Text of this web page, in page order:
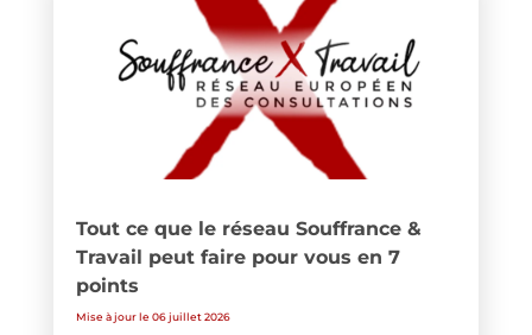
Tout ce que le réseau Souffrance &
Travail peut faire pour vous en 7
points
Mise à jour le 06 juillet 2026